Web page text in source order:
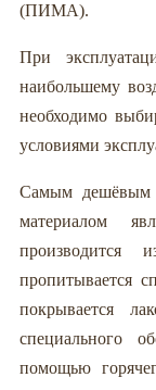
(ПИМА).
При
наибольшему
необходимо
условиями
Самым дешёвым
материалом
производится
пропитывается
покрывается
специального
помощью